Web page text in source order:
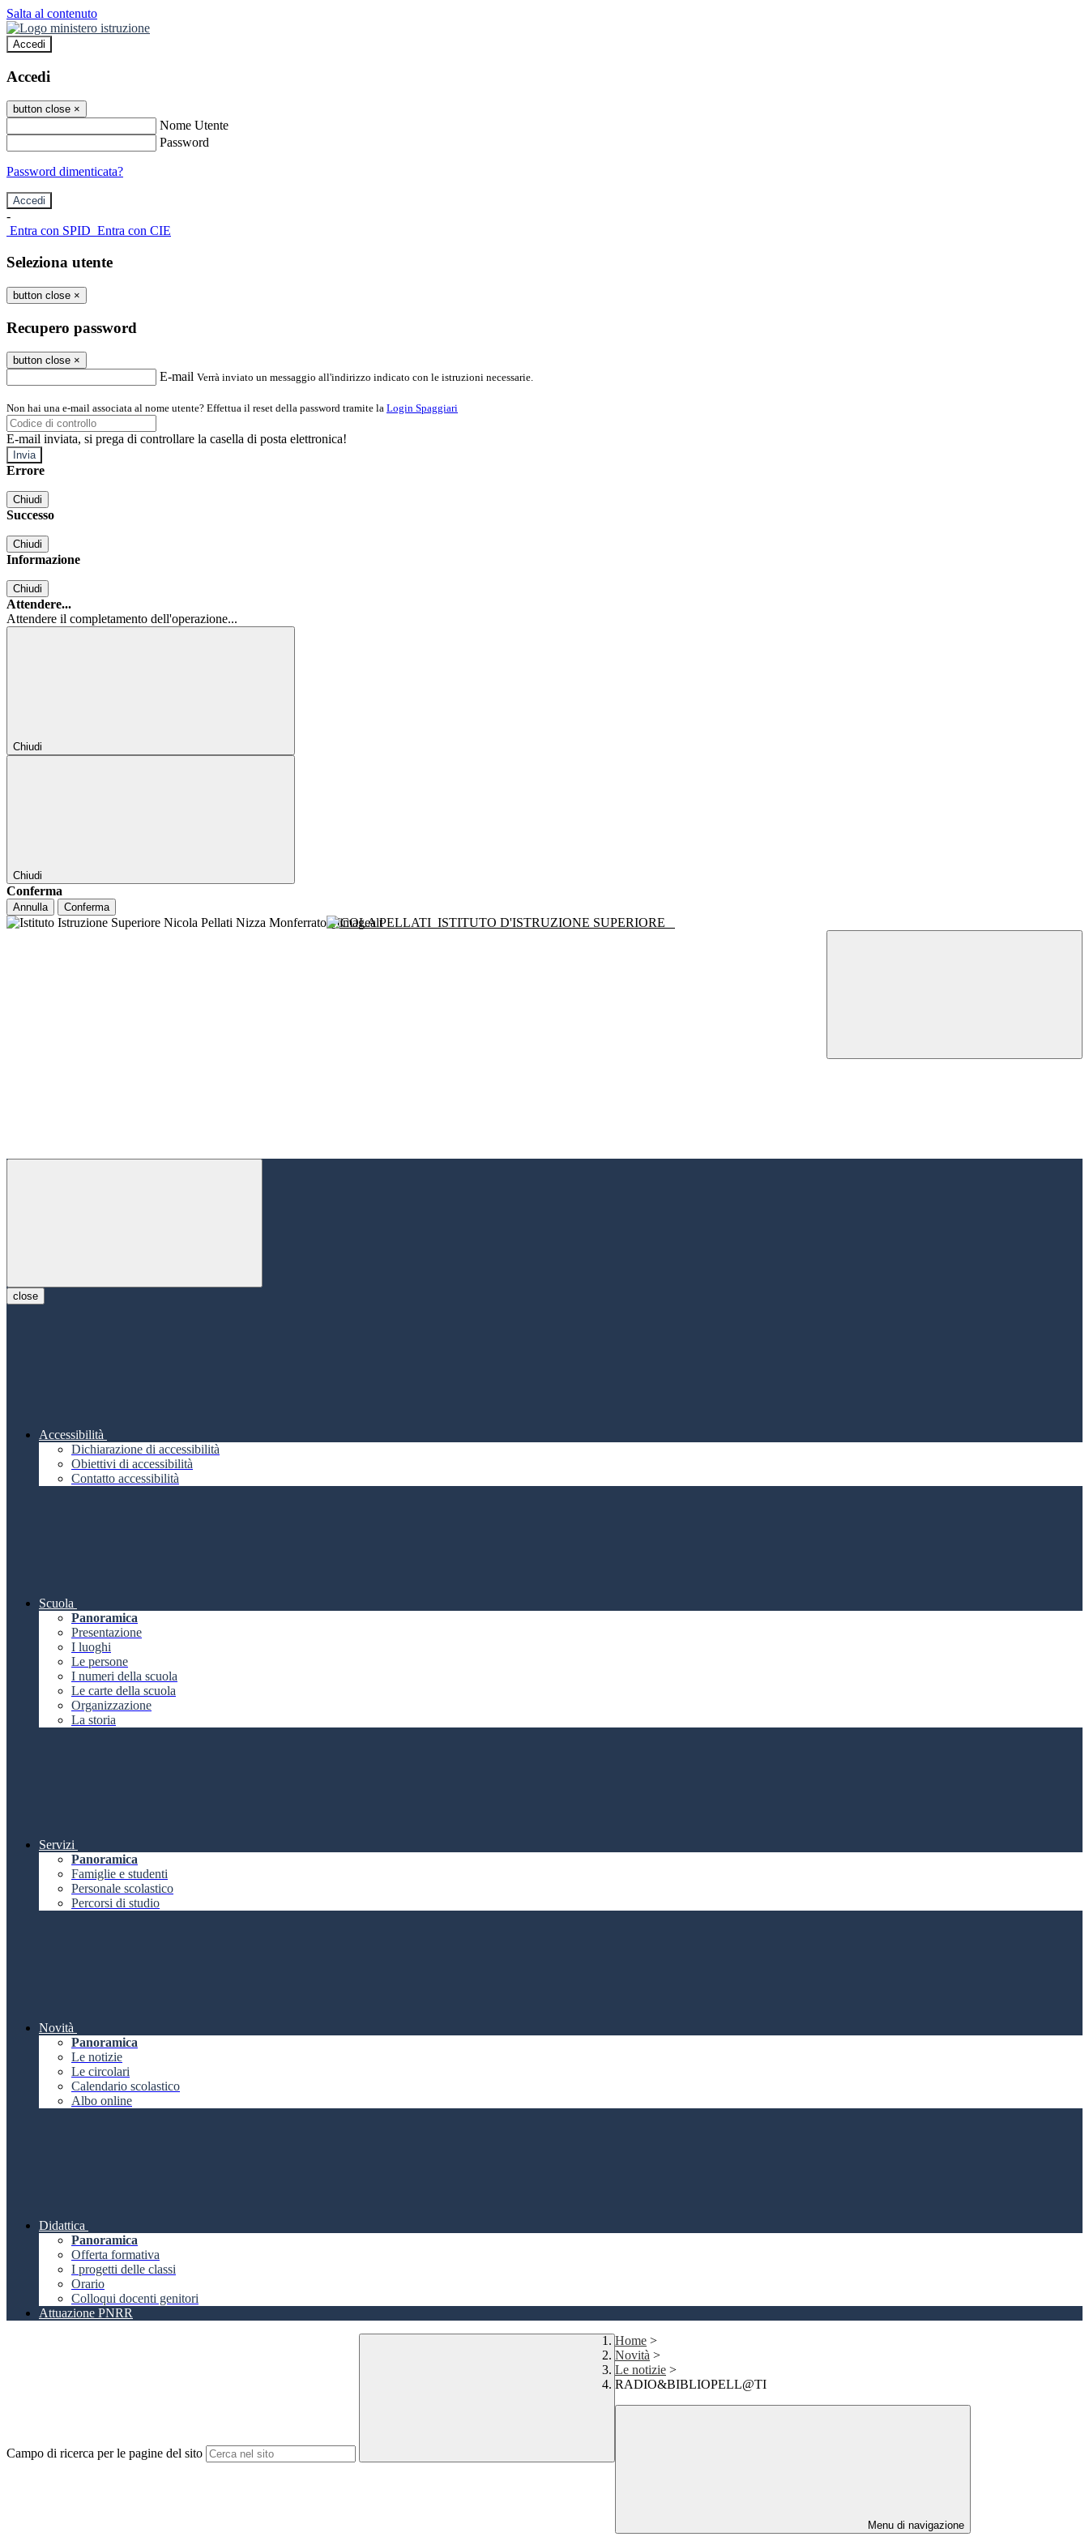
Salta al contenuto
Accedi
Accedi
button close ×
Nome Utente
Password
Password dimenticata?
-
Entra con SPID Entra con CIE
Seleziona utente
button close ×
Recupero password
button close ×
E-mail Verrà inviato un messaggio all'indirizzo indicato con le istruzioni necessarie.
Non hai una e-mail associata al nome utente? Effettua il reset della password tramite la Login Spaggiari
E-mail inviata, si prega di controllare la casella di posta elettronica!
Errore
Chiudi
Successo
Chiudi
Informazione
Chiudi
Attendere...
Attendere il completamento dell'operazione...
Chiudi
Chiudi
Conferma
Annulla Conferma
NICOLA PELLATI ISTITUTO D'ISTRUZIONE SUPERIORE
close
Accessibilità
Dichiarazione di accessibilità
Obiettivi di accessibilità
Contatto accessibilità
Scuola
Panoramica
Presentazione
I luoghi
Le persone
I numeri della scuola
Le carte della scuola
Organizzazione
La storia
Servizi
Panoramica
Famiglie e studenti
Personale scolastico
Percorsi di studio
Novità
Panoramica
Le notizie
Le circolari
Calendario scolastico
Albo online
Didattica
Panoramica
Offerta formativa
I progetti delle classi
Orario
Colloqui docenti genitori
Attuazione PNRR
Campo di ricerca per le pagine del sito
Home >
Novità >
Le notizie >
RADIO&BIBLIOPELL@TI
Menu di navigazione